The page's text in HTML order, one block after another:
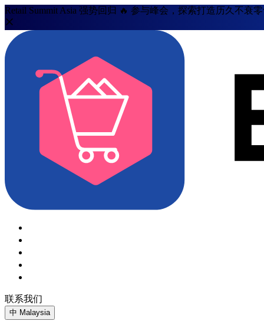
Retail Summit Asia 强势回归 🔥 参与峰会，探索打造历久不衰
联系我们
中 Malaysia